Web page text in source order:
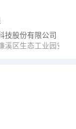
技股份有限公司
溪区生态工业园安平